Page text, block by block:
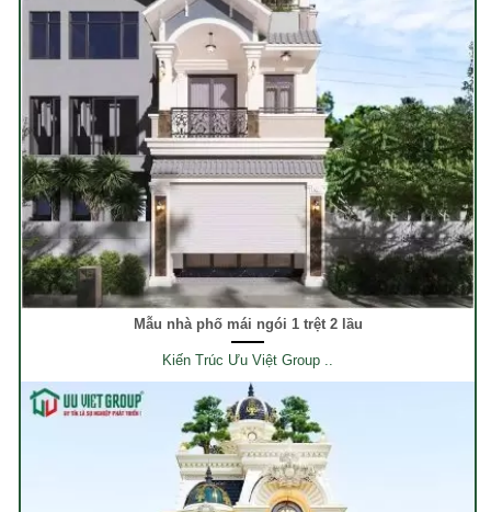
Mẫu nhà phố mái ngói 1 trệt 2 lầu
Kiến Trúc Ưu Việt Group ..